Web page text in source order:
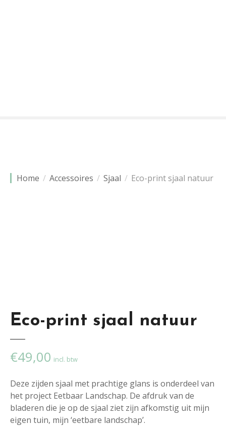
Home
Accessoires Sjaal Eco-print sjaal natuur
Eco-print sjaal natuur
€49,00 incl. btw
Deze zijden sjaal met prachtige glans is onderdeel van
het project Eetbaar Landschap. De afdruk van de
bladeren die je op de sjaal ziet zijn afkomstig uit mijn
eigen tuin, mijn ‘eetbare landschap’.